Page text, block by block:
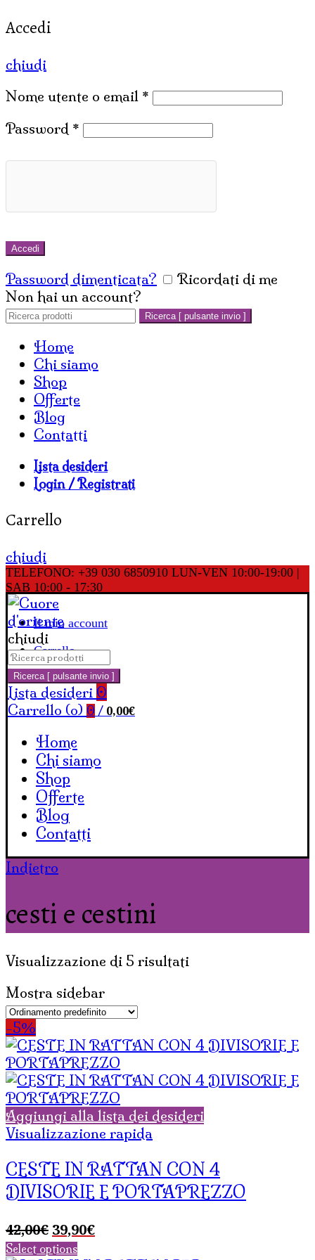
Accedi
chiudi
Nome utente o email *
Password *
Accedi
Password dimenticata?
Ricordati di me
Non hai un account?
Cerca:
Ricerca [ pulsante invio ]
Home
Chi siamo
Shop
Offerte
Blog
Contatti
Lista desideri
Login / Registrati
Carrello
chiudi
TELEFONO: +39 030 6850910 LUN-VEN 10:00-19:00 |
SAB 10:00 - 17:30
Il mio account
Carrello
chiudi
Cerca:
Ricerca [ pulsante invio ]
Lista desideri 0
Carrello (o) 0 / 0,00€
Home
Chi siamo
Shop
Offerte
Blog
Contatti
Indietro
cesti e cestini
Visualizzazione di 5 risultati
Mostra sidebar
-5%
Aggiungi alla lista dei desideri
Visualizzazione rapida
CESTE IN RATTAN CON 4
DIVISORIE E PORTAPREZZO
42,00€ Il
prezzo
39,90€Il
Select options